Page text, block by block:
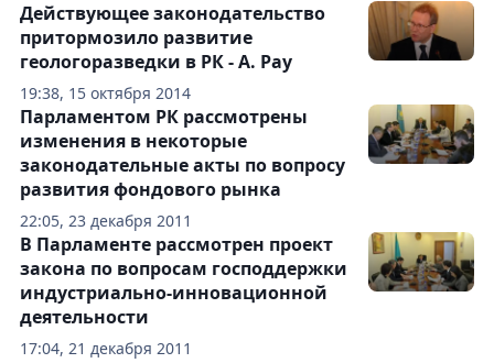
19:38, 15 октября 2014
Действующее законодательство
притормозило развитие
геологоразведки в РК - А. Рау
22:05, 23 декабря 2011
Парламентом РК рассмотрены
изменения в некоторые
законодательные акты по вопросу
развития фондового рынка
17:04, 21 декабря 2011
В Парламенте рассмотрен проект
закона по вопросам господдержки
индустриально-инновационной
деятельности